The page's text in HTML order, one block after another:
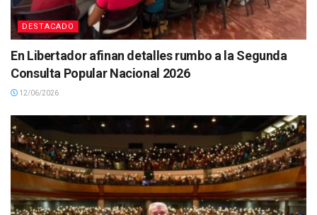
DESTACADO
En Libertador afinan detalles rumbo a la Segunda
Consulta Popular Nacional 2026
12/06/2026